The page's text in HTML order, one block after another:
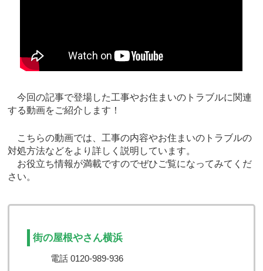
今回の記事で登場した工事やお住まいのトラブルに関連
する動画をご紹介します！
こちらの動画では、工事の内容やお住まいのトラブルの
対処方法などをより詳しく説明しています。
お役立ち情報が満載ですのでぜひご覧になってみてくだ
さい。
街の屋根やさん横浜
電話 0120-989-936